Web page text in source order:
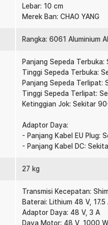
dengan LCD guna
rangka yang kokoh
memiliki daya tahan yang baik
Anda lebih terjamin,
belakang. Kecelakaan pun
aman.
Berkualitas
Terutama untuk
bagaimanapun kontur lintasan
setang sesuai medan
komponen sepeda menjadi
Lebar: 10 cm
Merek Ban: CHAO YANG
Rangka: 6061 Aluminium
Panjang Sepeda Terbuka:
Tinggi Sepeda Terbuka:
Panjang Sepeda Terlipat:
Tinggi Sepeda Terlipat:
Ketinggian Jok: Sekitar
Adaptor Daya:
- Panjang Kabel EU Plug:
- Panjang Kabel DC:
27 kg
Transmisi Kecepatan:
Baterai: Lithium 48 V, 17.5
Adaptor Daya: 48 V, 3 A
Daya Motor: 48 V, 1000 W